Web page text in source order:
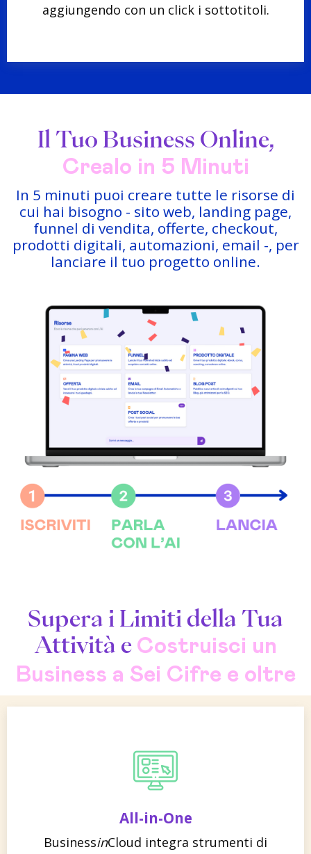
aggiungendo con un click i sottotitoli.
Il Tuo Business Online,
Crealo in 5 Minuti
In 5 minuti puoi creare tutte le risorse di
cui hai bisogno - sito web, landing page,
funnel di vendita, offerte, checkout,
prodotti digitali, automazioni, email -, per
lanciare il tuo progetto online.
Supera i Limiti della Tua
Attività e Costruisci un
Business a Sei Cifre e oltre
All-in-One
BusinessinCloud integra strumenti di